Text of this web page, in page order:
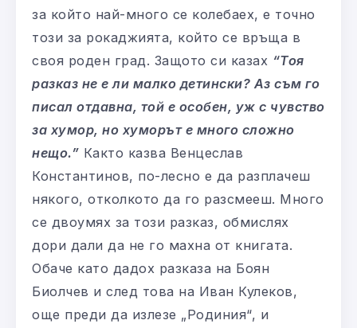
за който най-много се колебаех, е точно
този за рокаджията, който се връща в
своя роден град. Защото си казах “Тоя
разказ не е ли малко детински? Аз съм го
писал отдавна, той е особен, уж с чувство
за хумор, но хуморът е много сложно
нещо.” Както казва Венцеслав
Константинов, по-лесно е да разплачеш
някого, отколкото да го разсмееш. Много
се двоумях за този разказ, обмислях
дори дали да не го махна от книгата.
Обаче като дадох разказа на Боян
Биолчев и след това на Иван Кулеков,
още преди да излезе „Родиния“, и